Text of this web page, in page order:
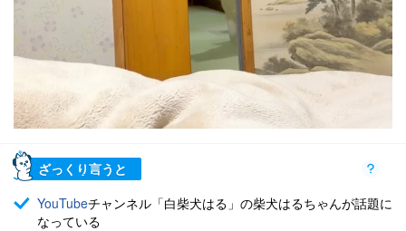
ざっくり言うと
YouTubeチャンネル「白柴犬はる」の柴犬はるちゃんが話題に
なっている